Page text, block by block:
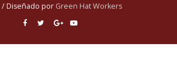
/ Diseñado por Green Hat Workers